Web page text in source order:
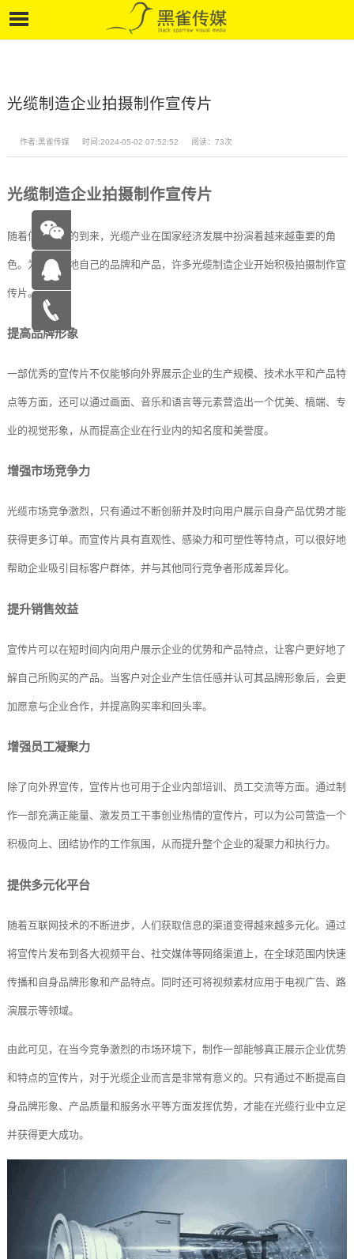
光缆制造企业拍摄制作宣传片
作者:黑雀传媒 时间:2024-05-02 07:52:52 阅读：73次
光缆制造企业拍摄制作宣传片
随着信息时代的到来，光缆产业在国家经济发展中扮演着越来越重要的角
色。为了更好地自己的品牌和产品，许多光缆制造企业开始积极拍摄制作宣
传片。
提高品牌形象
一部优秀的宣传片不仅能够向外界展示企业的生产规模、技术水平和产品特
点等方面，还可以通过画面、音乐和语言等元素营造出一个优美、槁端、专
业的视觉形象，从而提高企业在行业内的知名度和美誉度。
增强市场竞争力
光缆市场竞争激烈，只有通过不断创新并及时向用户展示自身产品优势才能
获得更多订单。而宣传片具有直观性、感染力和可塑性等特点，可以很好地
帮助企业吸引目标客户群体，并与其他同行竞争者形成差异化。
提升销售效益
宣传片可以在短时间内向用户展示企业的优势和产品特点，让客户更好地了
解自己所购买的产品。当客户对企业产生信任感并认可其品牌形象后，会更
加愿意与企业合作，并提高购买率和回头率。
增强员工凝聚力
除了向外界宣传，宣传片也可用于企业内部培训、员工交流等方面。通过制
作一部充满正能量、激发员工干事创业热情的宣传片，可以为公司营造一个
积极向上、团结协作的工作氛围，从而提升整个企业的凝聚力和执行力。
提供多元化平台
随着互联网技术的不断进步，人们获取信息的渠道变得越来越多元化。通过
将宣传片发布到各大视频平台、社交媒体等网络渠道上，在全球范围内快速
传播和自身品牌形象和产品特点。同时还可将视频素材应用于电视广告、路
演展示等领域。
由此可见，在当今竞争激烈的市场环境下，制作一部能够真正展示企业优势
和特点的宣传片，对于光缆企业而言是非常有意义的。只有通过不断提高自
身品牌形象、产品质量和服务水平等方面发挥优势，才能在光缆行业中立足
并获得更大成功。
在线咨